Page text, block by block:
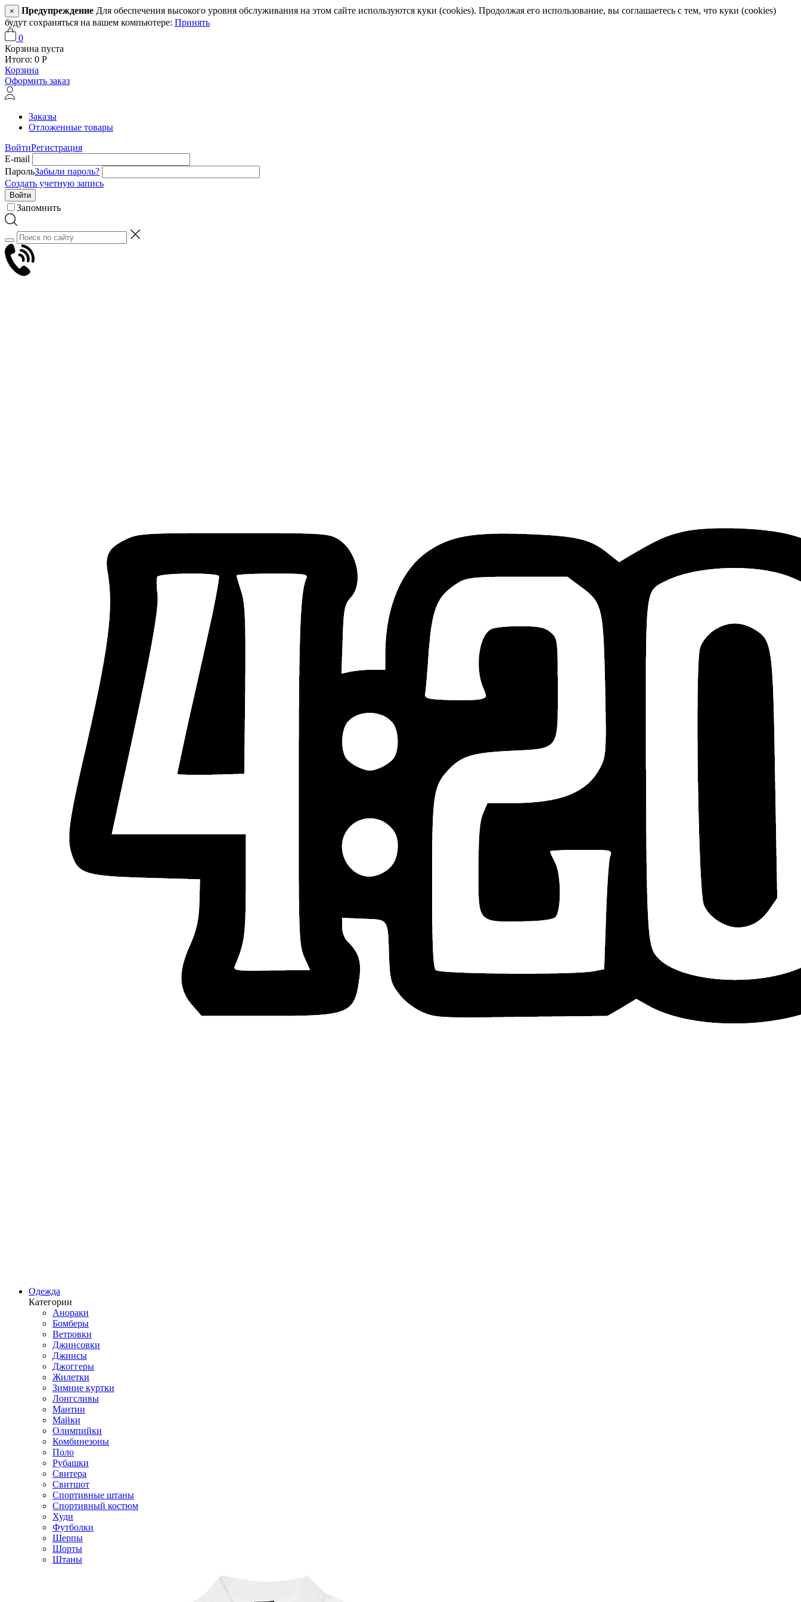
× Предупреждение Для обеспечения высокого уровня обслуживания на этом сайте используются куки (cookies). Продолжая его использование, вы соглашаетесь с тем, что куки (cookies)
будут сохраняться на вашем компьютере: Принять
0
Корзина пуста
Итого: 0 Р
Корзина
Оформить заказ
Заказы
Отложенные товары
ВойтиРегистрация
E-mail
ПарольЗабыли пароль?
Создать учетную запись
Войти
Запомнить
Одежда
Категории
Анораки
Бомберы
Ветровки
Джинсовки
Джинсы
Джоггеры
Жилетки
Зимние куртки
Лонгсливы
Мантии
Майки
Олимпийки
Комбинезоны
Поло
Рубашки
Свитера
Свитшот
Спортивные штаны
Спортивный костюм
Худи
Футболки
Шерпы
Шорты
Штаны